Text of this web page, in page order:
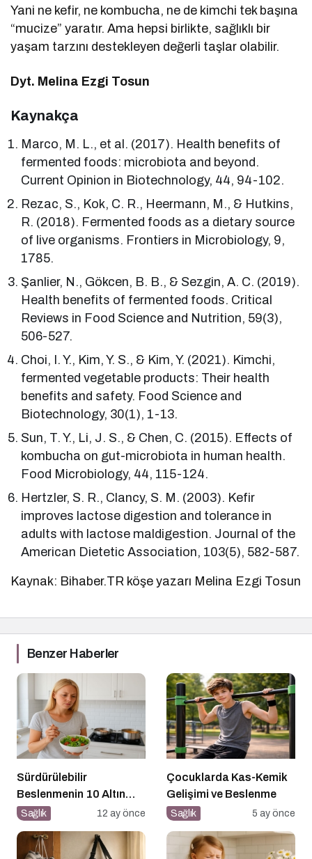
Yani ne kefir, ne kombucha, ne de kimchi tek başına
“mucize” yaratır. Ama hepsi birlikte, sağlıklı bir
yaşam tarzını destekleyen değerli taşlar olabilir.
Dyt. Melina Ezgi Tosun
Kaynakça
Marco, M. L., et al. (2017). Health benefits of
fermented foods: microbiota and beyond.
Current Opinion in Biotechnology, 44, 94-102.
Rezac, S., Kok, C. R., Heermann, M., & Hutkins,
R. (2018). Fermented foods as a dietary source
of live organisms. Frontiers in Microbiology, 9,
1785.
Şanlier, N., Gökcen, B. B., & Sezgin, A. C. (2019).
Health benefits of fermented foods. Critical
Reviews in Food Science and Nutrition, 59(3),
506-527.
Choi, I. Y., Kim, Y. S., & Kim, Y. (2021). Kimchi,
fermented vegetable products: Their health
benefits and safety. Food Science and
Biotechnology, 30(1), 1-13.
Sun, T. Y., Li, J. S., & Chen, C. (2015). Effects of
kombucha on gut-microbiota in human health.
Food Microbiology, 44, 115-124.
Hertzler, S. R., Clancy, S. M. (2003). Kefir
improves lactose digestion and tolerance in
adults with lactose maldigestion. Journal of the
American Dietetic Association, 103(5), 582-587.
Kaynak: Bihaber.TR köşe yazarı Melina Ezgi Tosun
Benzer Haberler
Sürdürülebilir
Beslenmenin 10 Altın
Kuralı
Sağlık 12 ay önce
Çocuklarda Kas-Kemik
Gelişimi ve Beslenme
Sağlık 5 ay önce